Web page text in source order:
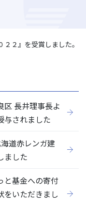
閉じる
２』を受賞しました。
区 長井理事長よ
与されました
道赤レンガ建
ました
と基金への寄付
をいただきまし